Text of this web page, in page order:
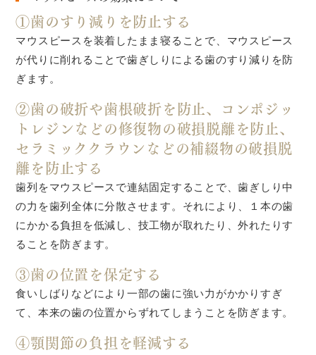
①歯のすり減りを防止する
マウスピースを装着したまま寝ることで、マウスピース
が代りに削れることで歯ぎしりによる歯のすり減りを防
ぎます。
②歯の破折や歯根破折を防止、コンポジッ
トレジンなどの修復物の破損脱離を防止、
セラミッククラウンなどの補綴物の破損脱
離を防止する
歯列をマウスピースで連結固定することで、歯ぎしり中
の力を歯列全体に分散させます。それにより、１本の歯
にかかる負担を低減し、技工物が取れたり、外れたりす
ることを防ぎます。
③歯の位置を保定する
食いしばりなどにより一部の歯に強い力がかかりすぎ
て、本来の歯の位置からずれてしまうことを防ぎます。
④顎関節の負担を軽減する